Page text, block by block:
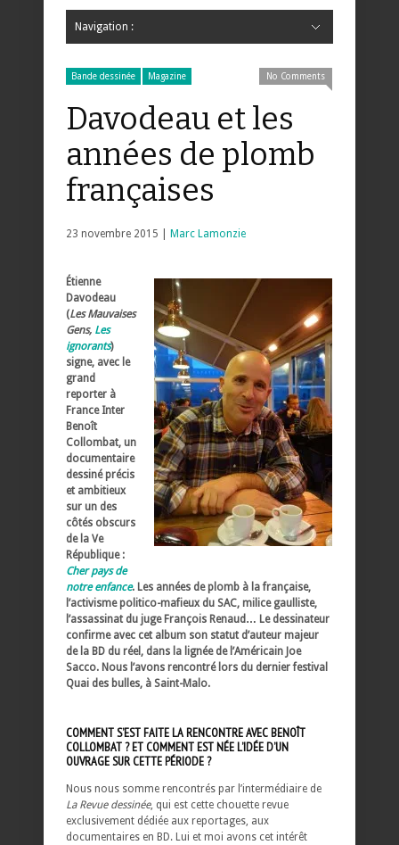
Navigation :
Bande dessinée Magazine No Comments
Davodeau et les
années de plomb
françaises
23 novembre 2015 | Marc Lamonzie
Étienne
Davodeau
(Les Mauvaises
Gens, Les
ignorants)
signe, avec le
grand
reporter à
France Inter
Benoît
Collombat, un
documentaire
dessiné précis
et ambitieux
sur un des
côtés obscurs
de la Ve
République :
Cher pays de
notre enfance. Les années de plomb à la française,
l’activisme politico-mafieux du SAC, milice gaulliste,
l’assassinat du juge François Renaud… Le dessinateur
confirme avec cet album son statut d’auteur majeur
de la BD du réel, dans la lignée de l’Américain Joe
Sacco. Nous l’avons rencontré lors du dernier festival
Quai des bulles, à Saint-Malo.
COMMENT S’EST FAITE LA RENCONTRE AVEC BENOÎT
COLLOMBAT ? ET COMMENT EST NÉE L’IDÉE D’UN
OUVRAGE SUR CETTE PÉRIODE ?
Nous nous somme rencontrés par l’intermédiaire de
La Revue dessinée, qui est cette chouette revue
exclusivement dédiée aux reportages, aux
documentaires en BD. Lui et moi avons cet intérêt